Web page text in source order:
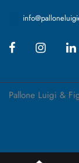
Pallone Luigi &